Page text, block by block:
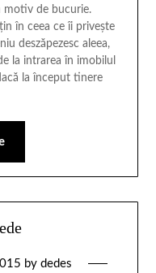
motiv de bucurie.
în ceea ce îi privește
deszăpezesc aleea,
la intrarea în imobilul
la început tinere
by dedes